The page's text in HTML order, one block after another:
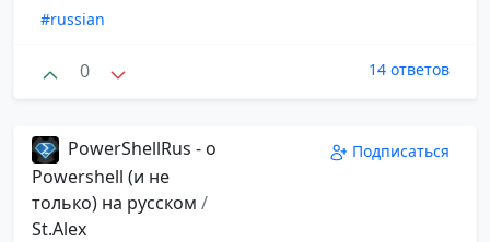
#russian
0 14 ответов
PowerShellRus - о
Powershell (и не
только) на русском /
St.Alex
Подписаться